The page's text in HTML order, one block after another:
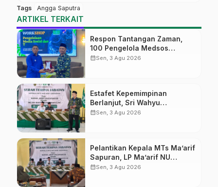
Tags Angga Saputra
ARTIKEL TERKAIT
Respon Tantangan Zaman,
100 Pengelola Medsos
Sekolah Ma’arif Pekalongan
calendar_monthSen, 3 Agu 2026
Estafet Kepemimpinan
Berlanjut, Sri Wahyu
Susilowati Resmi Pimpin MTs
calendar_monthSen, 3 Agu 2026
Pelantikan Kepala MTs Ma’arif
Sapuran, LP Ma’arif NU
Wonosobo Tekankan Lima
calendar_monthSen, 3 Agu 2026